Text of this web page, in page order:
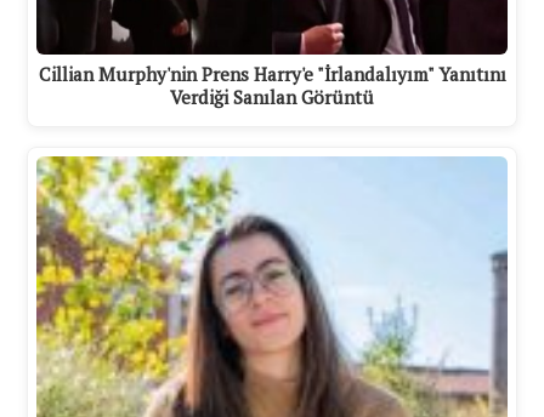
Cillian Murphy'nin Prens Harry'e "İrlandalıyım" Yanıtını
Verdiği Sanılan Görüntü